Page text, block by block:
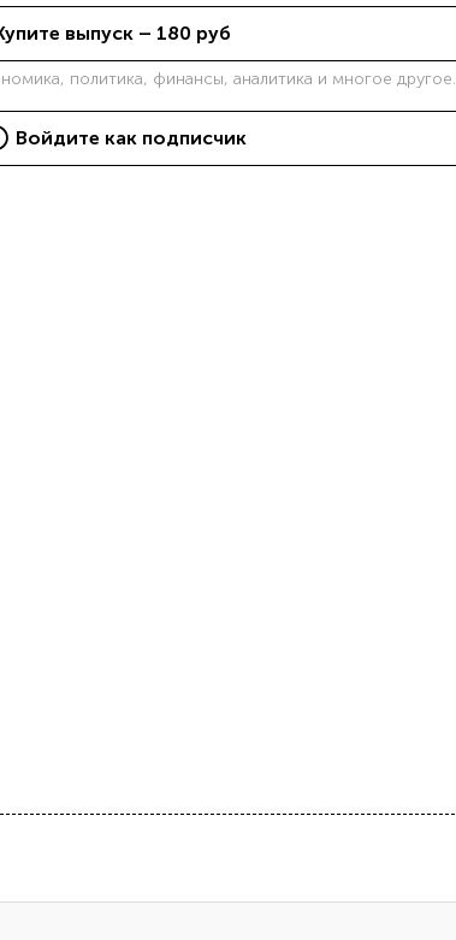
выпуск – 180 руб
политика, финансы, аналитика и многое другое.
Войдите как подписчик